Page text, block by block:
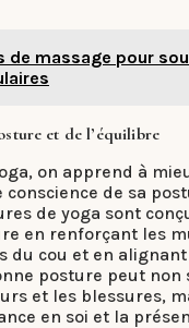
de massage pour
et de l’équilibre
on apprend à
de sa
de yoga sont
en renforçant les
du cou et en
posture peut non
et les blessures,
en soi et la